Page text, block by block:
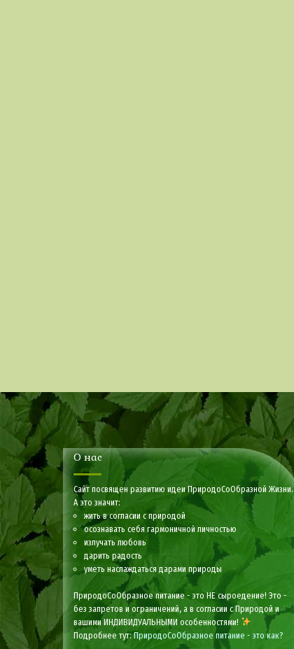
О нас
Сайт посвящен развитию идеи ПриродоСоОбразной Жизни.
А это значит:
жить в согласии с природой
осознавать себя гармоничной личностью
излучать любовь
дарить радость
уметь наслаждаться дарами природы
ПриродоСоОбразное питание - это НЕ сыроедение! Это -
без запретов и ограничений, а в согласии с Природой и
вашими ИНДИВИДУАЛЬНЫМИ особенностями!
Подробнее тут:ПриродоСоОбразное питание - это как?